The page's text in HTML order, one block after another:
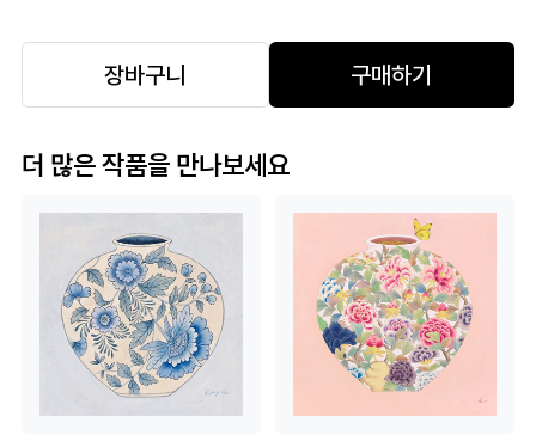
장바구니 구매하기
더 많은 작품을 만나보세요